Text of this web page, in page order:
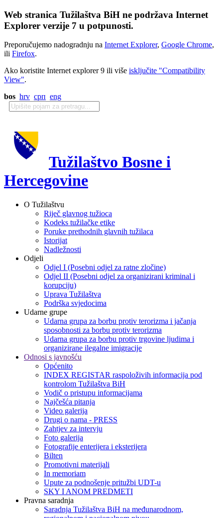
Web stranica Tužilaštva BiH ne podržava Internet
Explorer verzije 7 u potpunosti.
Preporučujemo nadogradnju na Internet Explorer, Google Chrome,
ili Firefox.
Ako koristite Internet explorer 9 ili više isključite "Compatibility
View".
bos hrv срп eng
Tužilaštvo Bosne i
Hercegovine
O Tužilaštvu
Riječ glavnog tužioca
Kodeks tužilačke etike
Poruke prethodnih glavnih tužilaca
Istorijat
Nadležnosti
Odjeli
Odjel I (Posebni odjel za ratne zločine)
Odjel II (Posebni odjel za organizirani kriminal i
korupciju)
Uprava Tužilaštva
Podrška svjedocima
Udarne grupe
Udarna grupa za borbu protiv terorizma i jačanja
sposobnosti za borbu protiv terorizma
Udarna grupa za borbu protiv trgovine ljudima i
organizirane ilegalne imigracije
Odnosi s javnošću
Općenito
INDEX REGISTAR raspoloživih informacija pod
kontrolom Tužilaštva BiH
Vodič o pristupu informacijama
Najčešća pitanja
Video galerija
Drugi o nama - PRESS
Zahtjev za intervju
Foto galerija
Fotografije enterijera i eksterijera
Bilten
Promotivni materijali
In memoriam
Upute za podnošenje pritužbi UDT-u
SKY I ANOM PREDMETI
Pravna saradnja
Saradnja Tužilaštva BiH na međunarodnom,